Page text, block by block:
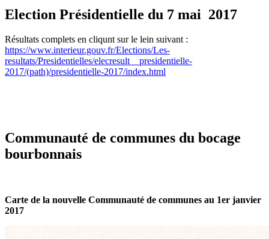
Election Présidentielle du 7 mai 2017
Résultats complets en cliqunt sur le lein suivant :
https://www.interieur.gouv.fr/Elections/Les-
resultats/Presidentielles/elecresult__presidentielle-
2017/(path)/presidentielle-2017/index.html
Communauté de communes du bocage
bourbonnais
Carte de la nouvelle Communauté de communes au 1er janvier
2017